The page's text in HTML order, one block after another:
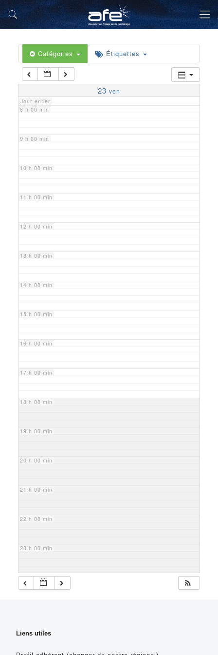
Catégories Étiquettes
23 ven
Jour entier
5 h 00 min
6 h 00 min
7 h 00 min
8 h 00 min
9 h 00 min
10 h 00 min
11 h 00 min
12 h 00 min
13 h 00 min
14 h 00 min
15 h 00 min
16 h 00 min
17 h 00 min
18 h 00 min
19 h 00 min
20 h 00 min
21 h 00 min
22 h 00 min
23 h 00 min
Liens utiles